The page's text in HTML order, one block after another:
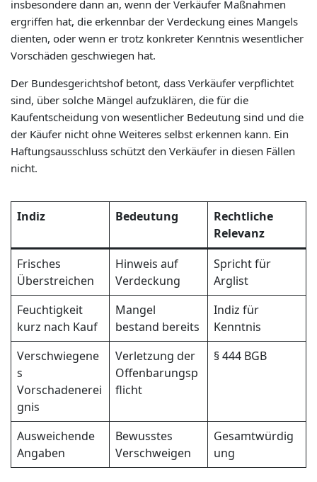
insbesondere dann an, wenn der Verkäufer Maßnahmen
ergriffen hat, die erkennbar der Verdeckung eines Mangels
dienten, oder wenn er trotz konkreter Kenntnis wesentlicher
Vorschäden geschwiegen hat.
Der Bundesgerichtshof betont, dass Verkäufer verpflichtet
sind, über solche Mängel aufzuklären, die für die
Kaufentscheidung von wesentlicher Bedeutung sind und die
der Käufer nicht ohne Weiteres selbst erkennen kann. Ein
Haftungsausschluss schützt den Verkäufer in diesen Fällen
nicht.
Indiz Bedeutung
Rechtliche
Relevanz
Frisches
Überstreichen
Hinweis auf
Verdeckung
Spricht für
Arglist
Feuchtigkeit
kurz nach Kauf
Mangel
bestand bereits
Indiz für
Kenntnis
Verschwiegene
s
Vorschadenerei
gnis
Verletzung der
Offenbarungsp
flicht
§ 444 BGB
Ausweichende
Angaben
Bewusstes
Verschweigen
Gesamtwürdig
ung